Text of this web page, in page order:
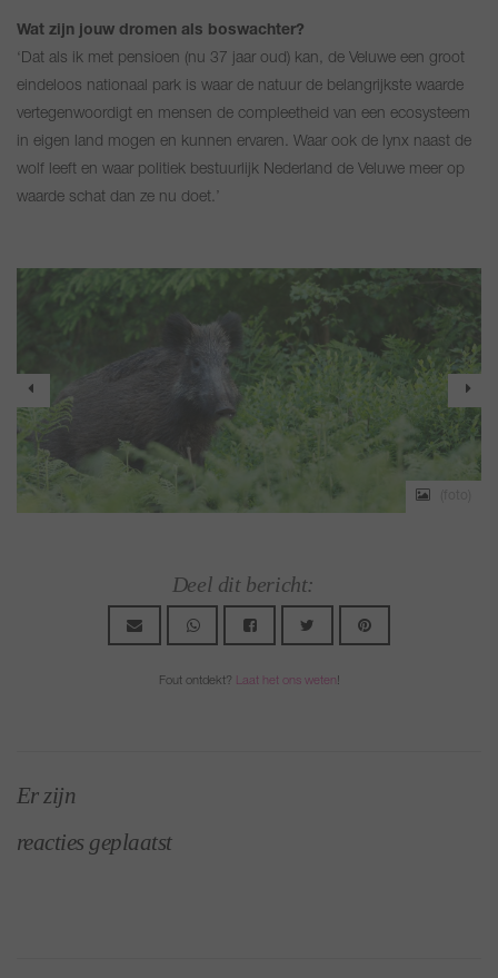
Wat zijn jouw dromen als boswachter?
‘Dat als ik met pensioen (nu 37 jaar oud) kan, de Veluwe een groot
eindeloos nationaal park is waar de natuur de belangrijkste waarde
vertegenwoordigt en mensen de compleetheid van een ecosysteem
in eigen land mogen en kunnen ervaren. Waar ook de lynx naast de
wolf leeft en waar politiek bestuurlijk Nederland de Veluwe meer op
waarde schat dan ze nu doet.’
Deel dit bericht:
Fout ontdekt? Laat het ons weten!
Er zijn
reacties geplaatst